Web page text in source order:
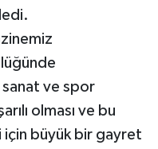
ve spor
olması ve bu
için büyük bir gayret